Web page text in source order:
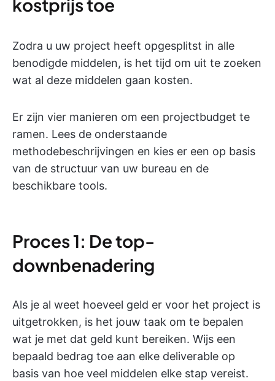
kostprijs toe
Zodra u uw project heeft opgesplitst in alle
benodigde middelen, is het tijd om uit te zoeken
wat al deze middelen gaan kosten.
Er zijn vier manieren om een projectbudget te
ramen. Lees de onderstaande
methodebeschrijvingen en kies er een op basis
van de structuur van uw bureau en de
beschikbare tools.
Proces 1: De top-
downbenadering
Als je al weet hoeveel geld er voor het project is
uitgetrokken, is het jouw taak om te bepalen
wat je met dat geld kunt bereiken. Wijs een
bepaald bedrag toe aan elke deliverable op
basis van hoe veel middelen elke stap vereist.